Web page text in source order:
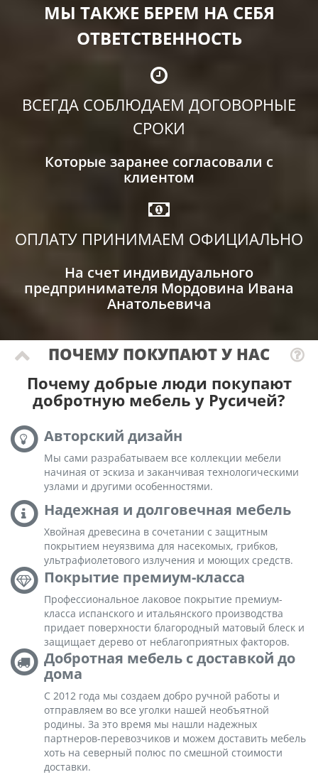
МЫ ТАКЖЕ БЕРЕМ НА СЕБЯ
ОТВЕТСТВЕННОСТЬ
ВСЕГДА СОБЛЮДАЕМ ДОГОВОРНЫЕ
СРОКИ
Которые заранее согласовали с
клиентом
ОПЛАТУ ПРИНИМАЕМ ОФИЦИАЛЬНО
На счет индивидуального
предпринимателя Мордовина Ивана
Анатольевича
ПОЧЕМУ ПОКУПАЮТ У НАС
Почему добрые люди покупают
добротную мебель у Русичей?
Авторский дизайн
Мы сами разрабатываем все коллекции мебели
начиная от эскиза и заканчивая технологическими
узлами и другими особенностями.
Надежная и долговечная мебель
Хвойная древесина в сочетании с защитным
покрытием неуязвима для насекомых, грибков,
ультрафиолетового излучения и моющих средств.
Покрытие премиум-класса
Профессиональное лаковое покрытие премиум-
класса испанского и итальянского производства
придает поверхности благородный матовый блеск и
защищает дерево от неблагоприятных факторов.
Добротная мебель с доставкой до
дома
С 2012 года мы создаем добро ручной работы и
отправляем во все уголки нашей необъятной
родины. За это время мы нашли надежных
партнеров-перевозчиков и можем доставить мебель
хоть на северный полюс по смешной стоимости
доставки.